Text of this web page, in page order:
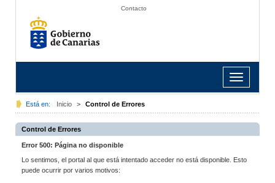
Contacto
Toggle
navigation
Está en: Inicio > Control de Errores
Control de Errores
Error 500: Página no disponible
Lo sentimos, el portal al que está intentado acceder no está disponible. Esto
puede ocurrir por varios motivos: